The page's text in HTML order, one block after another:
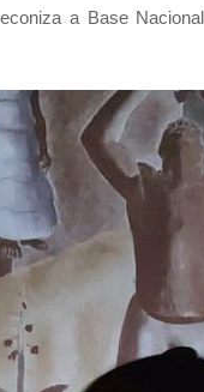
a Base